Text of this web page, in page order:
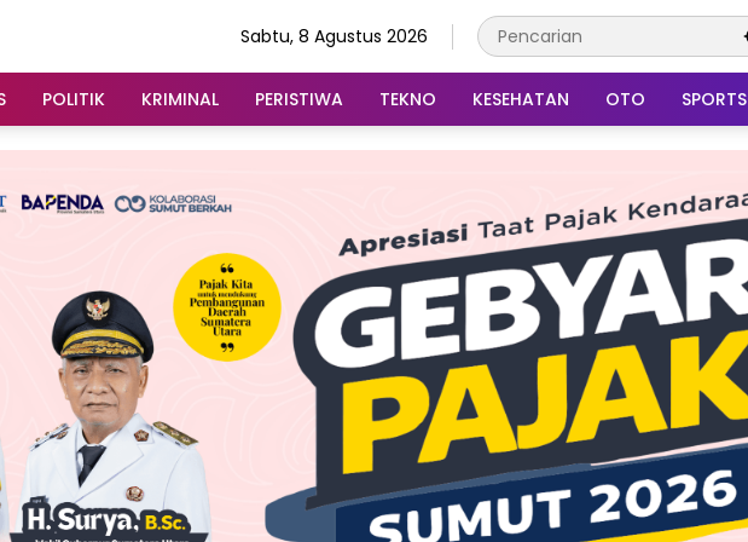
Sabtu, 8 Agustus 2026
POLITIK KRIMINAL PERISTIWA TEKNO KESEHATAN OTO SPORTS